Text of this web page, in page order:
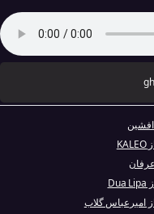
افشین
عرفان
امیرعباس گلاب